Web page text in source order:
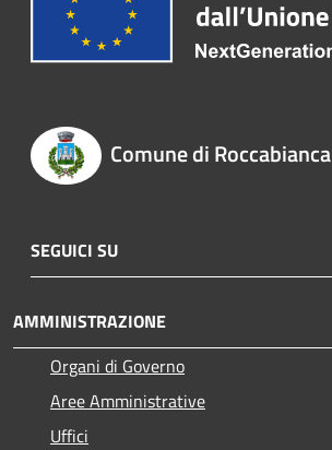
Comune di Roccabianca
SEGUICI SU
AMMINISTRAZIONE
Organi di Governo
Aree Amministrative
Uffici